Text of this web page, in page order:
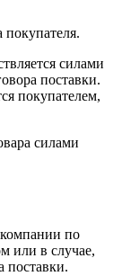
силами
поставки.
покупателем,
силами
компании по
или в случае,
поставки.